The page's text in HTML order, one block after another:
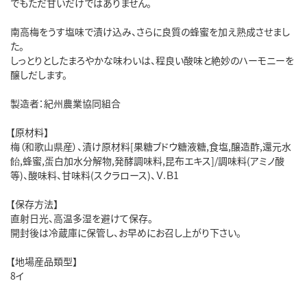
南高梅をうす塩味で漬け込み、さらに良質の蜂蜜を加え熟成させまし
た。
しっとりとしたまろやかな味わいは、程良い酸味と絶妙のハーモニーを
醸しだします。
製造者：紀州農業協同組合
【原材料】
梅（和歌山県産）、漬け原材料[果糖ブドウ糖液糖,食塩,醸造酢,還元水
飴,蜂蜜,蛋白加水分解物,発酵調味料,昆布エキス]/調味料(アミノ酸
等)、酸味料、甘味料(スクラロース)、Ｖ.Ｂ1
【保存方法】
直射日光、高温多湿を避けて保存。
開封後は冷蔵庫に保管し、お早めにお召し上がり下さい。
【地場産品類型】
8イ